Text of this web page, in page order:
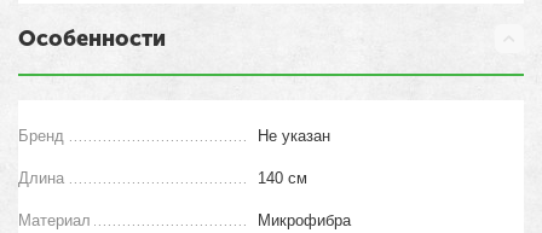
Особенности
Бренд Не указан
Длина 140 см
Материал Микрофибра